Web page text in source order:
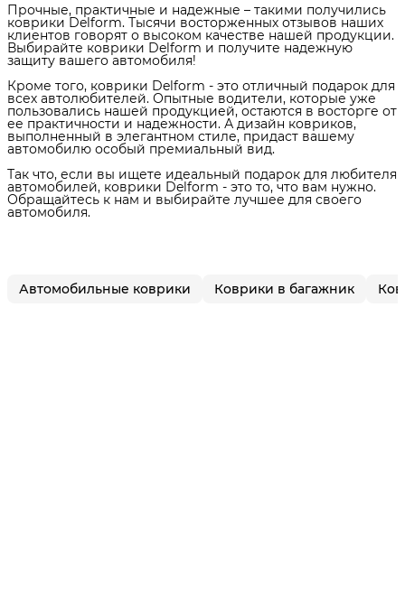
Прочные, практичные и надежные – такими получились
коврики Delform. Тысячи восторженных отзывов наших
клиентов говорят о высоком качестве нашей продукции.
Выбирайте коврики Delform и получите надежную
защиту вашего автомобиля!
Кроме того, коврики Delform - это отличный подарок для
всех автолюбителей. Опытные водители, которые уже
пользовались нашей продукцией, остаются в восторге от
ее практичности и надежности. А дизайн ковриков,
выполненный в элегантном стиле, придаст вашему
автомобилю особый премиальный вид.
Так что, если вы ищете идеальный подарок для любителя
автомобилей, коврики Delform - это то, что вам нужно.
Обращайтесь к нам и выбирайте лучшее для своего
автомобиля.
Автомобильные коврики Коврики в багажник